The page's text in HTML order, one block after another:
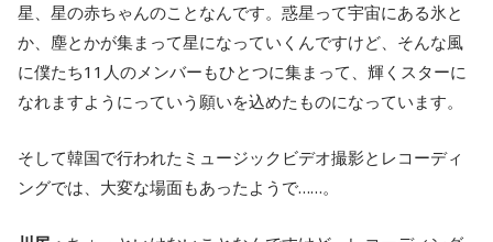
星、星の赤ちゃんのことなんです。惑星って宇宙にある氷と
か、塵とかが集まって星になっていくんですけど、そんな風
に僕たち11人のメンバーもひとつに集まって、輝くスターに
なれますようにっていう願いを込めたものになっています。
そして韓国で行われたミュージックビデオ撮影とレコーディ
ングでは、大変な場面もあったようで……。